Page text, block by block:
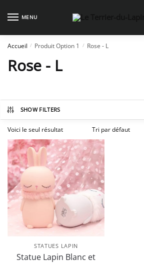
MENU
Accueil / Produit Option 1 / Rose - L
Rose - L
SHOW FILTERS
Voici le seul résultat
STATUES LAPIN
Statue Lapin Blanc et